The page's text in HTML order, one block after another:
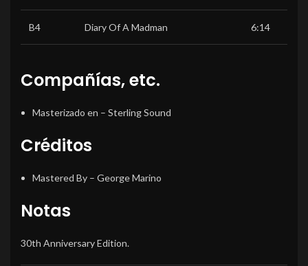
B4 Diary Of A Madman 6:14
Compañías, etc.
Masterizado en – Sterling Sound
Créditos
Mastered By – George Marino
Notas
30th Anniversary Edition.